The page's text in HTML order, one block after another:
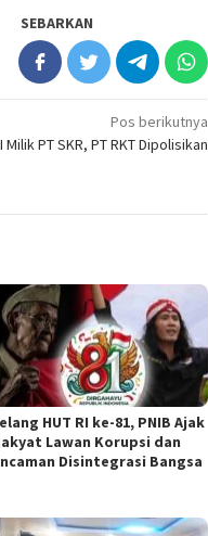
SEBARKAN
Pos berikutnya
Milik PT SKR, PT RKT Dipolisikan
HUT RI ke-81, PNIB Ajak
Lawan Korupsi dan
Disintegrasi Bangsa